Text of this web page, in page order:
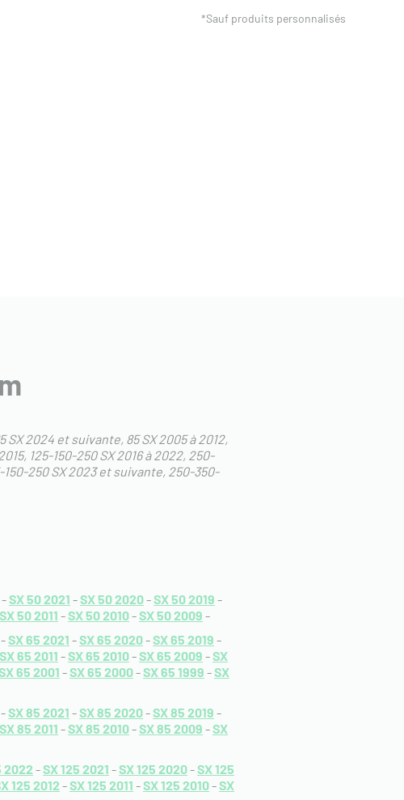
*Sauf produits personnalisés
SX 2024 et suivante 85 SX 2005 à 2012
125-150-250 SX 2016 à 2022 250-
150-250 SX 2023 et suivante 250-350-
-SX 50 2021 -SX 50 2020-SX 50 2019 -
SX 50 2011 -SX 50 2010-SX 50 2009 -
-SX 65 2021 -SX 65 2020-SX 65 2019 -
SX 65 2011 -SX 65 2010-SX 65 2009 -SX
65 2001 -SX 65 2000-SX 65 1999 -SX
-SX 85 2021 -SX 85 2020-SX 85 2019 -
SX 85 2011 -SX 85 2010-SX 85 2009 -SX
2022 -SX 125 2021 -SX 125 2020-SX 125
125 2012 -SX 125 2011 -SX 125 2010-SX